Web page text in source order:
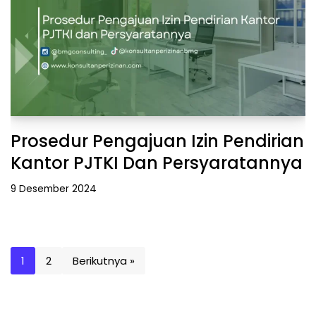
Prosedur Pengajuan Izin Pendirian
Kantor PJTKI Dan Persyaratannya
9 Desember 2024
1 2 Berikutnya »